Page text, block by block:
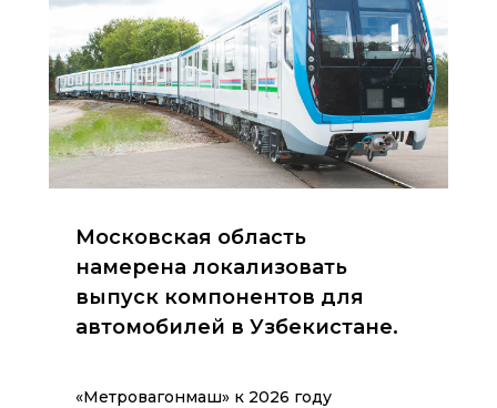
Московская область
намерена локализовать
выпуск компонентов для
автомобилей в Узбекистане.
«Метровагонмаш» к 2026 году